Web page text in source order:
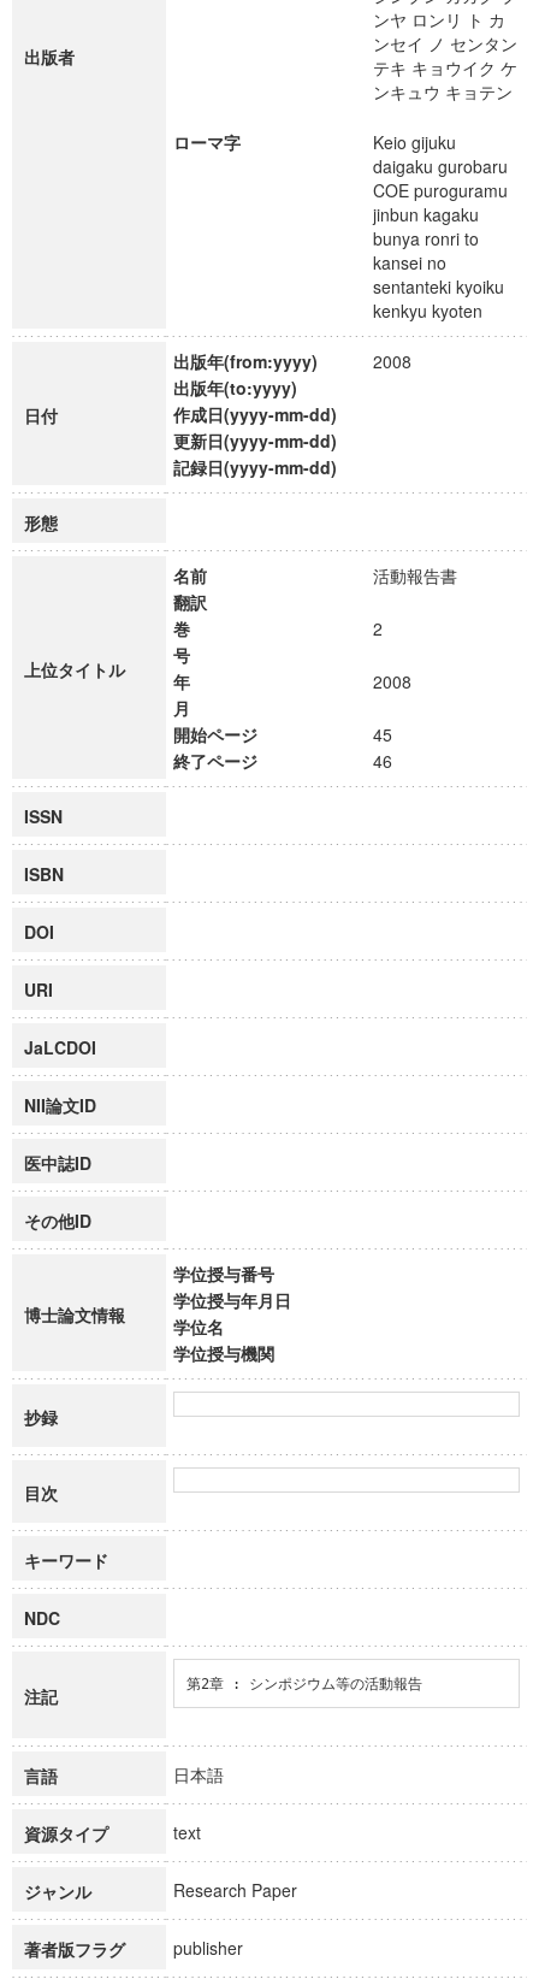
出版者
ンヤ ロンリ ト カ
ンセイ ノ センタン
テキ キョウイク ケ
ンキュウ キョテン
ローマ字
Keio gijuku
daigaku gurobaru
COE puroguramu
jinbun kagaku
bunya ronri to
kansei no
sentanteki kyoiku
kenkyu kyoten
日付
出版年(from:yyyy)
2008
出版年(to:yyyy)
作成日(yyyy-mm-dd)
更新日(yyyy-mm-dd)
記録日(yyyy-mm-dd)
形態
上位タイトル
名前
活動報告書
翻訳
巻
2
号
年
2008
月
開始ページ
45
終了ページ
46
ISSN
ISBN
DOI
URI
JaLCDOI
NII論文ID
医中誌ID
その他ID
博士論文情報
学位授与番号
学位授与年月日
学位名
学位授与機関
抄録
目次
キーワード
NDC
注記
第2章 : シンポジウム等の活動報告
言語 日本語
資源タイプ text
ジャンル Research Paper
著者版フラグ publisher